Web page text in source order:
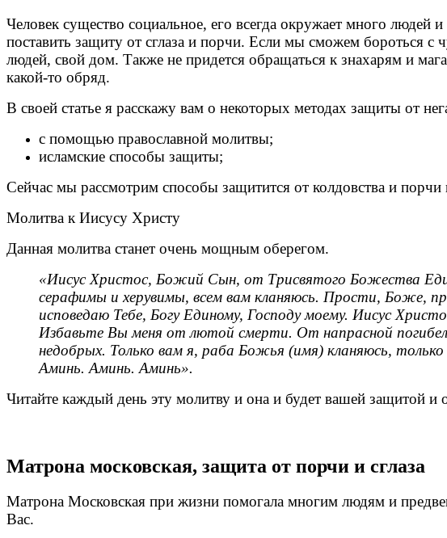
Человек существо социальное, его всегда окружает много
поставить защиту от сглаза и порчи. Если мы сможем бороться
людей, свой дом. Также не придется обращаться к знахарям и
какой-то обряд.
В своей статье я расскажу вам о некоторых методах защиты от
с помощью православной молитвы;
исламские способы защиты;
Сейчас мы рассмотрим способы защитится от колдовства и
Молитва к Иисусу Христу
Данная молитва станет очень мощным оберегом.
«Иисус Христос, Божий Сын, от Трисвятого Божества
серафимы и херувимы, всем вам кланяюсь. Прости, Боже,
исповедаю Тебе, Богу Единому, Господу моему. Иисус
Избавьте Вы меня от лютой смерти. От напрасной
недобрых. Только вам я, раба Божья (имя) кланяюсь,
Аминь. Аминь. Аминь».
Читайте каждый день эту молитву и она и будет вашей защитой и
Матрона московская, защита от порчи и сглаза
Матрона Московская при жизни помогала многим людям и
Вас.